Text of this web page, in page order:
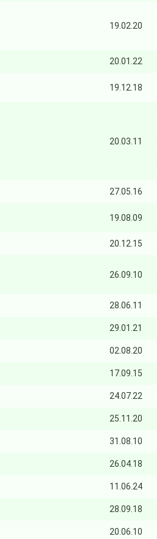
19.02.20
20.01.22
19.12.18
20.03.11
27.05.16
19.08.09
20.12.15
26.09.10
28.06.11
29.01.21
02.08.20
17.09.15
24.07.22
25.11.20
31.08.10
26.04.18
11.06.24
28.09.18
20.06.10